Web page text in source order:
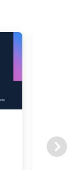
유료회원